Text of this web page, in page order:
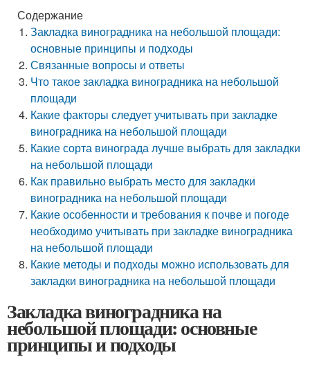
Содержание
Закладка виноградника на небольшой площади:
основные принципы и подходы
Связанные вопросы и ответы
Что такое закладка виноградника на небольшой
площади
Какие факторы следует учитывать при закладке
виноградника на небольшой площади
Какие сорта винограда лучше выбрать для закладки
на небольшой площади
Как правильно выбрать место для закладки
виноградника на небольшой площади
Какие особенности и требования к почве и погоде
необходимо учитывать при закладке виноградника
на небольшой площади
Какие методы и подходы можно использовать для
закладки виноградника на небольшой площади
Закладка виноградника на
небольшой площади: основные
принципы и подходы